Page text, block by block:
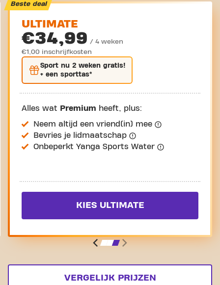
Beste deal
ULTIMATE
€34,99 / 4 weken
€1,00 inschrijfkosten
Sport nu 2 weken gratis!
+ een sporttas*
Alles wat Premium heeft, plus:
Neem altijd een vriend(in) mee
Bevries je lidmaatschap
Onbeperkt Yanga Sports Water
KIES ULTIMATE
VERGELIJK PRIJZEN